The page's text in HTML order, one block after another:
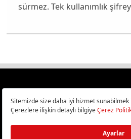
sürmez. Tek kullanımlık
Bilişim ve Teknoloji Haberleri